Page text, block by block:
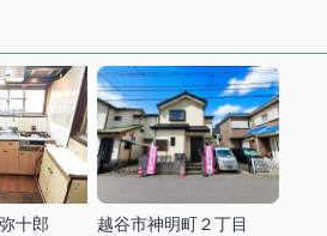
十郎 越谷市神明町２丁目